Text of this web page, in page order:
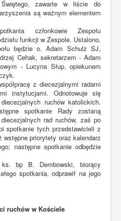
Świętego, zawarte w liście do
są ważnym elementem
członkowie Zespołu
funkcji w Zespole. Ustalono,
będzie o. Adam Schulz SJ,
Cehak, sekretarzem - Adam
- Lucyna Słup, opiekunem
z diecezjalnymi radami
instytucjami. Odnotowuje się
ruchów katolickich.
spotkanie Rady zostaną
rad ruchów, zaś po
spotkanie tych przedstawicieli z
wstępne priorytety oraz kalendarz
następne spotkanie odbędzie
bp B. Dembowski, biorący
spotkania, odprawił na jego
ruchów w Kościele